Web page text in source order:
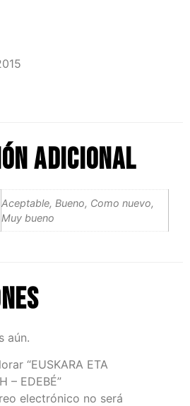
adicional
Aceptable, Bueno, Como nuevo,
Muy bueno
aún.
“EUSKARA ETA
– EDEBÉ”
electrónico no será